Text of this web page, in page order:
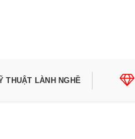
THUẬT LÀNH NGHỀ